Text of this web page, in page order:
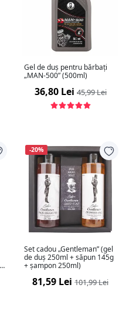
Gel de duș pentru bărbați
„MAN-500” (500ml)
36,80 Lei 45,99 Lei
-20%
Set cadou „Gentleman” (gel
de duș 250ml + săpun 145g
+ șampon 250ml)
81,59 Lei 101,99 Lei